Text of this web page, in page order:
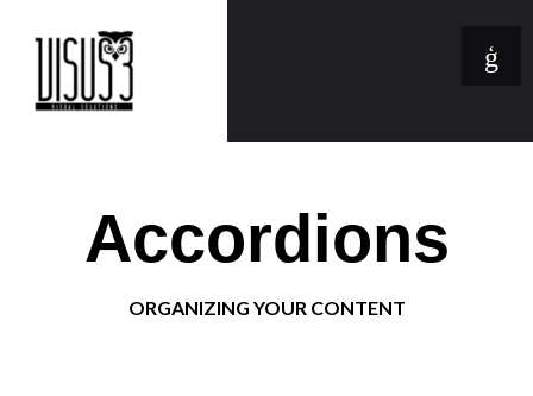
Accordions
ORGANIZING YOUR CONTENT